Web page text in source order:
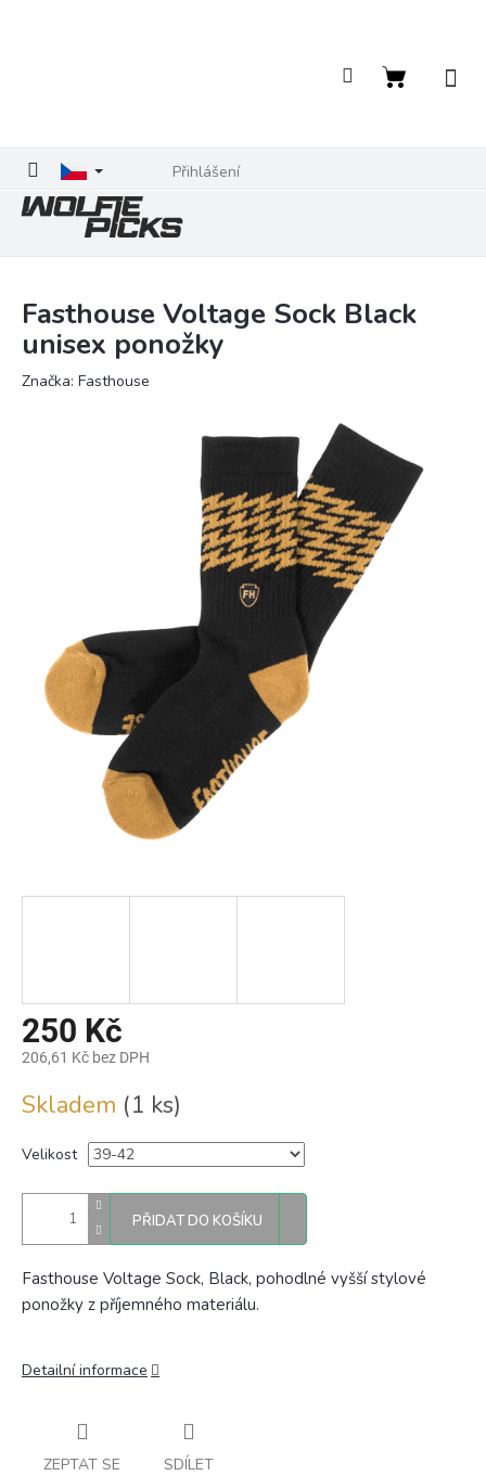
Přihlášení
Nákupní
Fasthouse Voltage Sock Black
unisex ponožky
Značka: Fasthouse
250 Kč
206,61 Kč bez DPH
cena:
Skladem (1 ks)
Velikost
PŘIDAT DO KOŠÍKU
Fasthouse Voltage Sock, Black, pohodlné vyšší stylové
ponožky z příjemného materiálu.
Detailní informace
ZEPTAT SE SDÍLET